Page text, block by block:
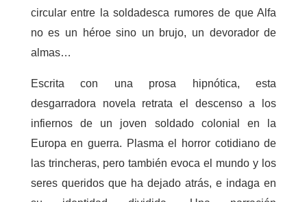
circular entre la soldadesca rumores de que Alfa
no es un héroe sino un brujo, un devorador de
almas…
Escrita con una prosa hipnótica, esta
desgarradora novela retrata el descenso a los
infiernos de un joven soldado colonial en la
Europa en guerra. Plasma el horror cotidiano de
las trincheras, pero también evoca el mundo y los
seres queridos que ha dejado atrás, e indaga en